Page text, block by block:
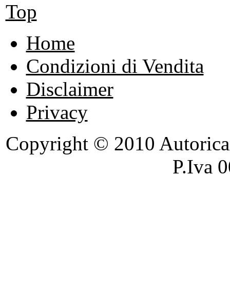
Top
Home
Condizioni di Vendita
Disclaimer
Privacy
Copyright © 2010
P.Iva